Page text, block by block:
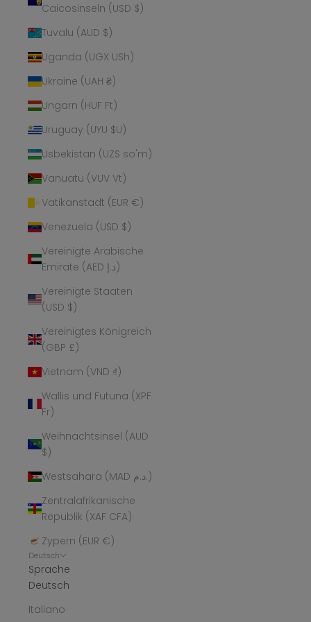
Caicosinseln (USD $)
Tuvalu (AUD $)
Uganda (UGX USh)
Ukraine (UAH ₴)
Ungarn (HUF Ft)
Uruguay (UYU $U)
Usbekistan (UZS so'm)
Vanuatu (VUV Vt)
Vatikanstadt (EUR €)
Venezuela (USD $)
Vereinigte Arabische
Emirate (AED د.إ)
Vereinigte Staaten
(USD $)
Vereinigtes Königreich
(GBP £)
Vietnam (VND ₫)
Wallis und Futuna (XPF
Fr)
Weihnachtsinsel (AUD
$)
Westsahara (MAD د.م.)
Zentralafrikanische
Republik (XAF CFA)
Zypern (EUR €)
Deutsch
Sprache
Deutsch
Italiano